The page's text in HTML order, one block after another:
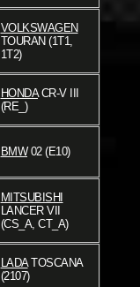
VOLKSWAGEN
TOURAN (1T1,
1T2)
HONDACR-V III
(RE_)
BMW02 (E10)
MITSUBISHI
LANCER VII
(CS_A, CT_A)
LADATOSCANA
(2107)